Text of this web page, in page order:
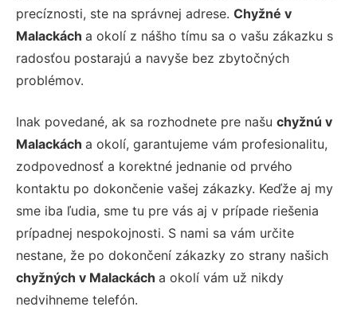
precíznosti, ste na správnej adrese. Chyžné v
Malackách a okolí z nášho tímu sa o vašu zákazku s
radosťou postarajú a navyše bez zbytočných
problémov.
Inak povedané, ak sa rozhodnete pre našu chyžnú v
Malackách a okolí, garantujeme vám profesionalitu,
zodpovednosť a korektné jednanie od prvého
kontaktu po dokončenie vašej zákazky. Keďže aj my
sme iba ľudia, sme tu pre vás aj v prípade riešenia
prípadnej nespokojnosti. S nami sa vám určite
nestane, že po dokončení zákazky zo strany našich
chyžných v Malackách a okolí vám už nikdy
nedvihneme telefón.